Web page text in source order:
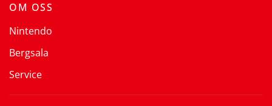
OM OSS
Nintendo
Bergsala
Service